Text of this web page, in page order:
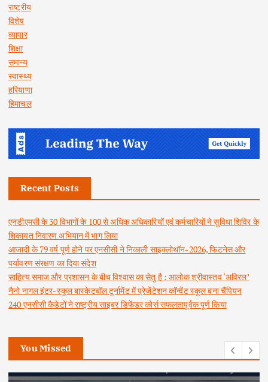
राष्ट्रीय
विशेष
व्यापार
शिक्षा
समान्य
स्वास्थ्य
हरियाणा
हिमाचल
Recent Posts
एनडीएमसी के 30 विभागों के 100 से अधिक अधिकारियों एवं कर्मचारियों ने सुविधा शिविर के
शिकायत निवारण अभियान में भाग लिया
आजादी के 79 वर्ष पूर्ण होने पर एनसीसी ने निकाली साइक्लोथॉन-2026, फिटनेस और
पर्यावरण संरक्षण का दिया संदेश
साहित्य समाज और प्रशासन के बीच विश्वास का सेतु है : आलोक श्रीवास्तव ‘अविरल’
नैनो नागल इंटर-स्कूल बास्केटबॉल टूर्नामेंट में प्रेजेंटेशन कॉन्वेंट स्कूल बना चैंपियन
240 एनसीसी कैडेटों ने राष्ट्रीय साइबर डिफेंडर कोर्स सफलतापूर्वक पूर्ण किया
You Missed